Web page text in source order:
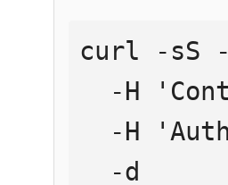
curl -sS -